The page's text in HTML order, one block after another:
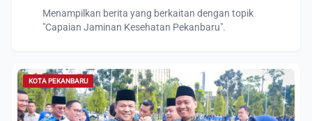
Menampilkan berita yang berkaitan dengan topik
"Capaian Jaminan Kesehatan Pekanbaru".
KOTA PEKANBARU